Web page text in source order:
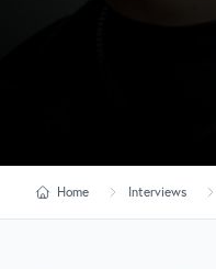
Home Interviews